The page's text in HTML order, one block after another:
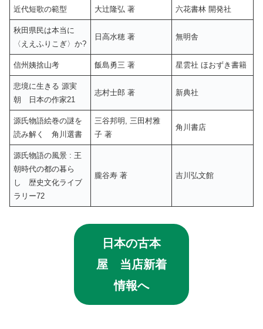
近代短歌の範型 大辻隆弘 著 六花書林 開発社
秋田県民は本当に
〈ええふりこぎ〉か?
日高水穂 著 無明舎
信州姨捨山考 飯島勇三 著 星雲社 ほおずき書籍
悲境に生きる 源実
朝 日本の作家21
志村士郎 著 新典社
源氏物語絵巻の謎を
読み解く 角川選書
三谷邦明, 三田村雅
子 著
角川書店
源氏物語の風景 : 王
朝時代の都の暮ら
し 歴史文化ライブ
ラリー72
朧谷寿 著 吉川弘文館
日本の古本
屋 当店新着
情報へ